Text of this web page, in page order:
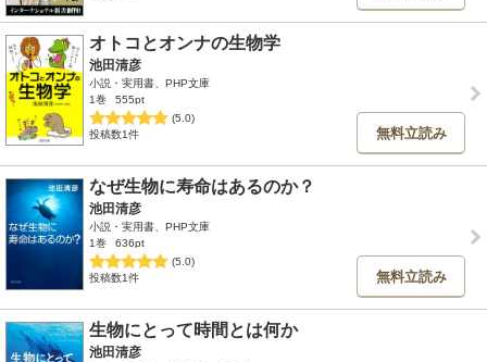
オトコとオンナの生物学
池田清彦
小説・実用書、PHP文庫
1巻
555pt
(5.0)
投稿数1件
無料立読み
なぜ生物に寿命はあるのか？
池田清彦
小説・実用書、PHP文庫
1巻
636pt
(5.0)
投稿数1件
無料立読み
生物にとって時間とは何か
池田清彦